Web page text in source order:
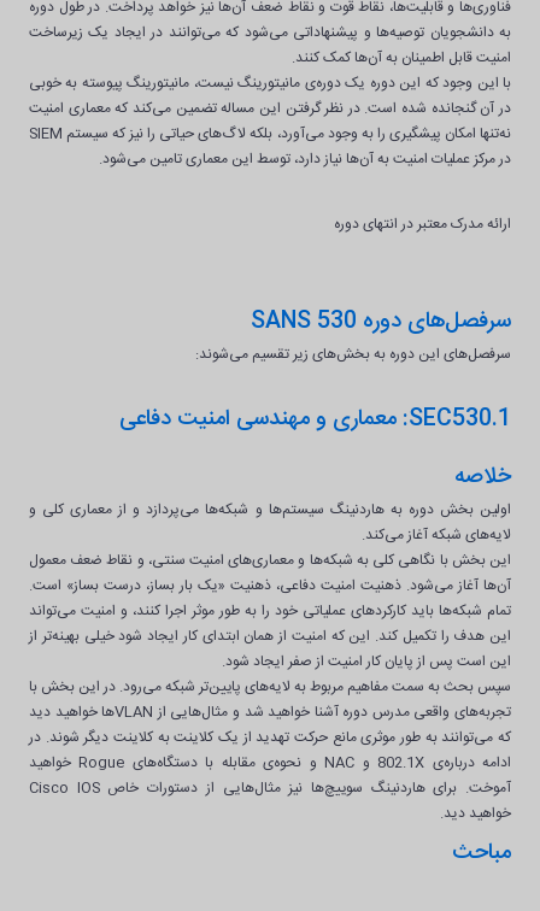
فناوری‌ها و قابلیت‌ها، نقاط قوت و نقاط ضعف آن‌ها نیز خواهد پرداخت. در طول دوره
به دانشجویان توصیه‌ها و پیشنهاداتی می‌شود که می‌توانند در ایجاد یک زیرساخت
امنیت قابل اطمینان به آن‌ها کمک کنند.
با این وجود که این دوره یک دوره‌ی مانیتورینگ نیست، مانیتورینگ پیوسته به خوبی
در آن گنجانده شده است. در نظر گرفتن این مساله تضمین می‌کند که معماری امنیت
نه‌تنها امکان پیشگیری را به وجود می‌آورد، بلکه لاگ‌های حیاتی را نیز که سیستم SIEM
در مرکز عملیات امنیت به آن‌ها نیاز دارد، توسط این معماری تامین می‌شود.
ارائه مدرک معتبر در انتهای دوره
سرفصل‌های دوره SANS 530‎‌
سرفصل‌های این دوره به بخش‌های زیر تقسیم می‌شوند:
SEC530.1: معماری و مهندسی امنیت دفاعی
خلاصه
اولین بخش دوره به هاردنینگ سیستم‌ها و شبکه‌ها می‌پردازد و از معماری کلی و
لایه‌های شبکه آغاز می‌کند.
این بخش با نگاهی کلی به شبکه‌ها و معماری‌های امنیت سنتی، و نقاط ضعف معمول
آن‌ها آغاز می‌شود. ذهنیت امنیت دفاعی، ذهنیت «یک بار بساز، درست بساز» است.
تمام شبکه‌ها باید کارکردهای عملیاتی خود را به طور موثر اجرا کنند، و امنیت می‌تواند
این هدف را تکمیل کند. این که امنیت از همان ابتدای کار ایجاد شود خیلی بهینه‌تر از
این است پس از پایان کار امنیت از صفر ایجاد شود.
سپس بحث به سمت مفاهیم مربوط به لایه‌های پایین‌تر شبکه می‌رود. در این بخش با
تجربه‌های واقعی مدرس دوره آشنا خواهید شد و مثال‌هایی از VLANها خواهید دید
که می‌توانند به طور موثری مانع حرکت تهدید از یک کلاینت به کلاینت دیگر شوند. در
ادامه درباره‌ی 802.1X و NAC و نحوه‌ی مقابله با دستگاه‌های Rogue خواهید
آموخت. برای هاردنینگ سوییچ‌ها نیز مثال‌هایی از دستورات خاص Cisco IOS
خواهید دید.
مباحث